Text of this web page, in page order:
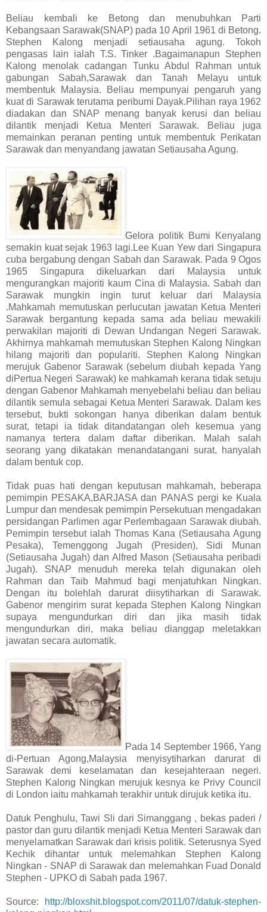
Beliau kembali ke Betong dan menubuhkan Parti
Kebangsaan Sarawak(SNAP) pada 10 April 1961 di Betong.
Stephen Kalong menjadi setiausaha agung. Tokoh
pengasas lain ialah T.S. Tinker .Bagaimanapun Stephen
Kalong menolak cadangan Tunku Abdul Rahman untuk
gabungan Sabah,Sarawak dan Tanah Melayu untuk
membentuk Malaysia. Beliau mempunyai pengaruh yang
kuat di Sarawak terutama peribumi Dayak.Pilihan raya 1962
diadakan dan SNAP menang banyak kerusi dan beliau
dilantik menjadi Ketua Menteri Sarawak. Beliau juga
memainkan peranan penting untuk membentuk Perikatan
Sarawak dan menyandang jawatan Setiausaha Agung.
Gelora politik Bumi Kenyalang
semakin kuat sejak 1963 lagi.Lee Kuan Yew dari Singapura
cuba bergabung dengan Sabah dan Sarawak. Pada 9 Ogos
1965 Singapura dikeluarkan dari Malaysia untuk
mengurangkan majoriti kaum Cina di Malaysia. Sabah dan
Sarawak mungkin ingin turut keluar dari Malaysia
.Mahkamah memutuskan perlucutan jawatan Ketua Menteri
Sarawak bergantung kepada sama ada beliau mewakili
perwakilan majoriti di Dewan Undangan Negeri Sarawak.
Akhirnya mahkamah memutuskan Stephen Kalong Ningkan
hilang majoriti dan populariti. Stephen Kalong Ningkan
merujuk Gabenor Sarawak (sebelum diubah kepada Yang
diPertua Negeri Sarawak) ke mahkamah kerana tidak setuju
dengan Gabenor Mahkamah menyebelahi beliau dan beliau
dilantik semula sebagai Ketua Menteri Sarawak. Dalam kes
tersebut, bukti sokongan hanya diberikan dalam bentuk
surat, tetapi ia tidak ditandatangan oleh kesemua yang
namanya tertera dalam daftar diberikan. Malah salah
seorang yang dikatakan menandatangani surat, hanyalah
dalam bentuk cop.
Tidak puas hati dengan keputusan mahkamah, beberapa
pemimpin PESAKA,BARJASA dan PANAS pergi ke Kuala
Lumpur dan mendesak pemimpin Persekutuan mengadakan
persidangan Parlimen agar Perlembagaan Sarawak diubah.
Pemimpin tersebut ialah Thomas Kana (Setiausaha Agung
Pesaka), Temenggong Jugah (Presiden), Sidi Munan
(Setiausaha Jugah) dan Alfred Mason (Setiausaha peribadi
Jugah). SNAP menuduh mereka telah digunakan oleh
Rahman dan Taib Mahmud bagi menjatuhkan Ningkan.
Dengan itu bolehlah darurat diisytiharkan di Sarawak.
Gabenor mengirim surat kepada Stephen Kalong Ningkan
supaya mengundurkan diri dan jika masih tidak
mengundurkan diri, maka beliau dianggap meletakkan
jawatan secara automatik.
Pada 14 September 1966, Yang
di-Pertuan Agong,Malaysia menyisytiharkan darurat di
Sarawak demi keselamatan dan kesejahteraan negeri.
Stephen Kalong Ningkan merujuk kesnya ke Privy Council
di London iaitu mahkamah terakhir untuk dirujuk ketika itu.
Datuk Penghulu, Tawi Sli dari Simanggang , bekas paderi /
pastor dan guru dilantik menjadi Ketua Menteri Sarawak dan
menyelamatkan Sarawak dari krisis politik. Seterusnya Syed
Kechik dihantar untuk melemahkan Stephen Kalong
Ningkan - SNAP di Sarawak dan melemahkan Fuad Donald
Stephen - UPKO di Sabah pada 1967.
Source:
http://bloxshit.blogspot.com/2011/07/datuk-stephen-